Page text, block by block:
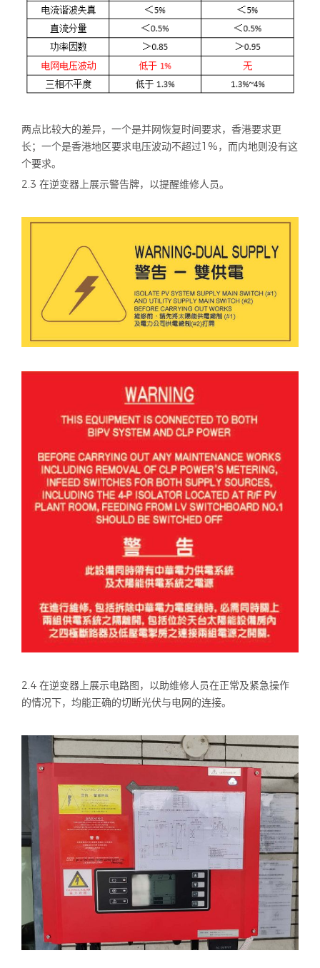
两点比较大的差异，一个是并网恢复时间要求，香港要求更
长；一个是香港地区要求电压波动不超过1%，而内地则没有这
个要求。
2.3 在逆变器上展示警告牌，以提醒维修人员。
2.4 在逆变器上展示电路图，以助维修人员在正常及紧急操作
的情况下，均能正确的切断光伏与电网的连接。